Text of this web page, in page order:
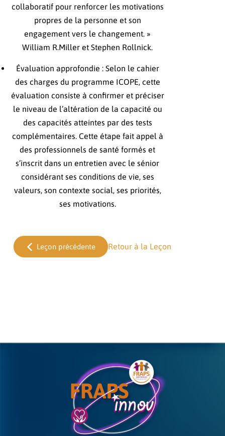
collaboratif pour renforcer les motivations
propres de la personne et son
engagement vers le changement. »
William R.Miller et Stephen Rollnick.
Évaluation approfondie : Selon le cahier
des charges du programme ICOPE, cette
évaluation consiste à confirmer et préciser
le niveau de l’altération de la capacité ou
des capacités atteintes par des tests
complémentaires. Cette étape fait appel à
des professionnels de santé formés et
s’inscrit dans un entretien avec le sénior
considérant ses conditions de vie, ses
valeurs, son contexte social, ses priorités,
ses motivations.
Leçon précédente Retour à la Leçon